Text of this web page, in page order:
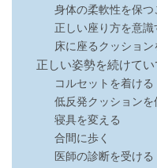
身体の柔軟性を保つ
正しい座り方を意識
床に座るクッション
正しい姿勢を続けて
コルセットを着ける
低反発クッションを
寝具を変える
合間に歩く
医師の診断を受ける